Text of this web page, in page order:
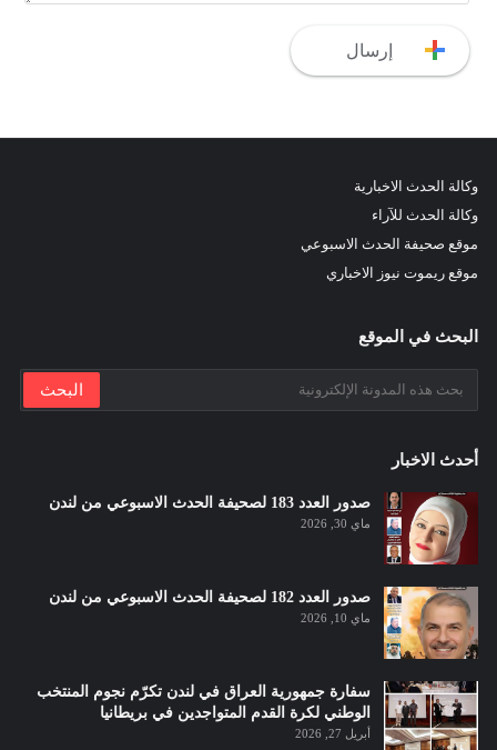
وكالة الحدث الاخبارية
وكالة الحدث للآراء
موقع صحيفة الحدث الاسبوعي
موقع ريموت نيوز الاخباري
البحث في الموقع
أحدث الاخبار
صدور العدد 183 لصحيفة الحدث الاسبوعي من لندن
ماي 30, 2026
صدور العدد 182 لصحيفة الحدث الاسبوعي من لندن
ماي 10, 2026
سفارة جمهورية العراق في لندن تكرّم نجوم المنتخب
الوطني لكرة القدم المتواجدين في بريطانيا
أبريل 27, 2026